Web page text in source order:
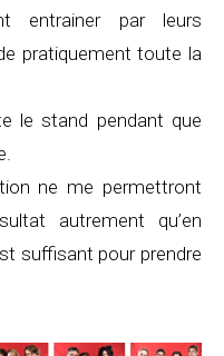
entrainer par leurs
pratiquement toute la
le stand pendant que
ne me permettront
autrement qu’en
suffisant pour prendre